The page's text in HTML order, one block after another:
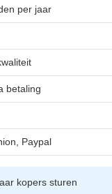
per jaar
betaling
Paypal
kopers sturen